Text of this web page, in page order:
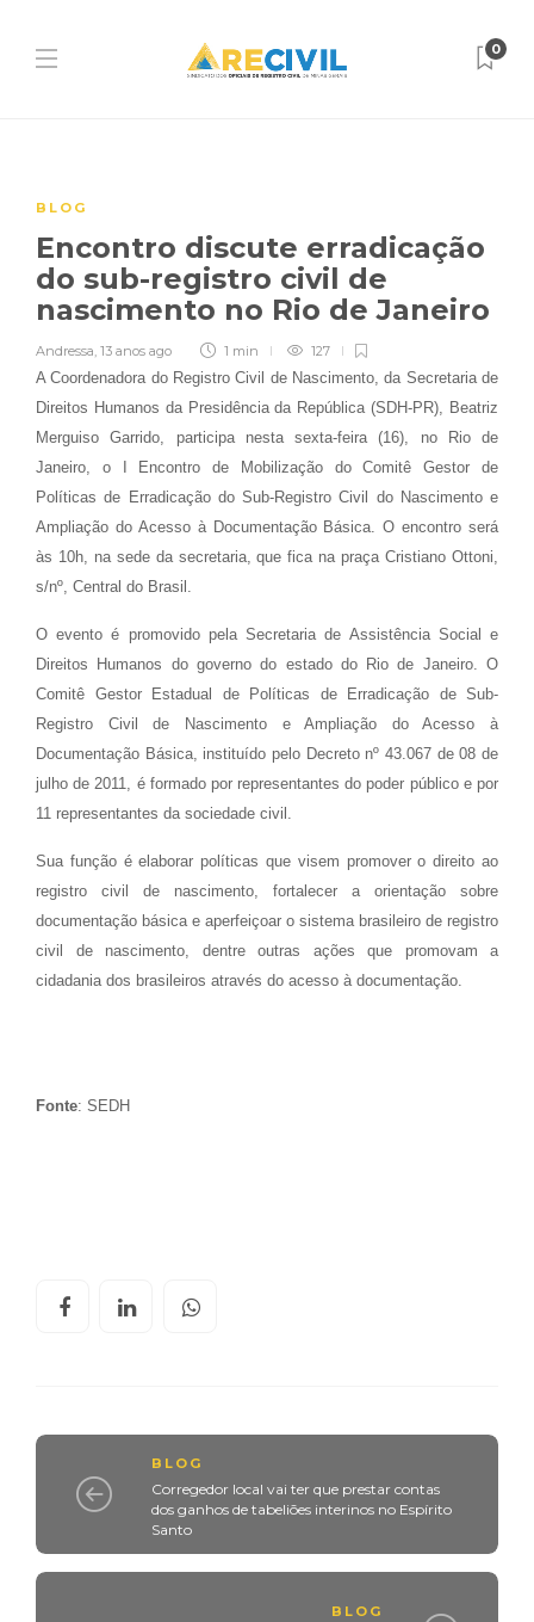
0
BLOG
Encontro discute erradicação
do sub-registro civil de
nascimento no Rio de Janeiro
Andressa, 13 anos ago 1 min 127
A Coordenadora do Registro Civil de Nascimento, da Secretaria de
Direitos Humanos da Presidência da República (SDH-PR), Beatriz
Merguiso Garrido, participa nesta sexta-feira (16), no Rio de
Janeiro, o I Encontro de Mobilização do Comitê Gestor de
Políticas de Erradicação do Sub-Registro Civil do Nascimento e
Ampliação do Acesso à Documentação Básica. O encontro será
às 10h, na sede da secretaria, que fica na praça Cristiano Ottoni,
s/nº, Central do Brasil.
O evento é promovido pela Secretaria de Assistência Social e
Direitos Humanos do governo do estado do Rio de Janeiro. O
Comitê Gestor Estadual de Políticas de Erradicação de Sub-
Registro Civil de Nascimento e Ampliação do Acesso à
Documentação Básica, instituído pelo Decreto nº 43.067 de 08 de
julho de 2011, é formado por representantes do poder público e por
11 representantes da sociedade civil.
Sua função é elaborar políticas que visem promover o direito ao
registro civil de nascimento, fortalecer a orientação sobre
documentação básica e aperfeiçoar o sistema brasileiro de registro
civil de nascimento, dentre outras ações que promovam a
cidadania dos brasileiros através do acesso à documentação.
Fonte: SEDH
BLOG
Corregedor local vai ter que prestar contas
dos ganhos de tabeliões interinos no Espírito
Santo
BLOG